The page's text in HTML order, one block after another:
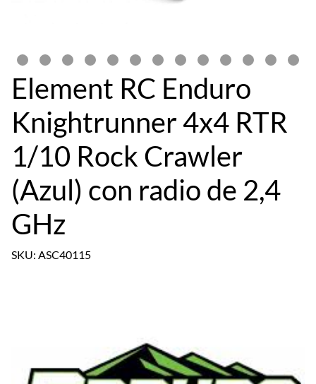
Element RC Enduro
Knightrunner 4x4 RTR
1/10 Rock Crawler
(Azul) con radio de 2,4
GHz
SKU: ASC40115